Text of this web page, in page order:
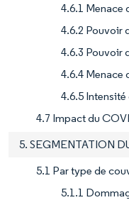
4.6.1 Menace
4.6.2 Pouvoir
4.6.3 Pouvoir
4.6.4 Menace
4.6.5
4.7 Impact du
5. SEGMENTATION
5.1 Par type de
5.1.1